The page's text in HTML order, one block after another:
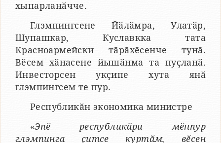
хыпарланӑчче.
Глэмпингсене Йӑлӑмра, Улатӑр,
Шупашкар, Куславкка тата
Красноармейски тӑрӑхӗсенче тунӑ.
Вӗсем хӑнасене йышӑнма та пуҫланӑ.
Инвесторсен укҫипе хута янӑ
глэмпингсем те пур.
Республикӑн экономика министре
«Эпӗ республикӑри мӗнпур
глэмпинга ҫитсе куртӑм, вӗсен